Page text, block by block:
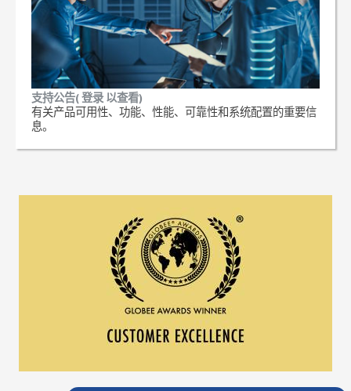
支持公告( 登录 以查看)
有关产品可用性、功能、性能、可靠性和系统配置的重要信
息。